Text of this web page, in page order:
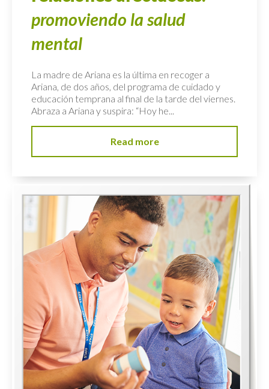
promoviendo la salud
mental
La madre de Ariana es la última en recoger a
Ariana, de dos años, del programa de cuidado y
educación temprana al final de la tarde del viernes.
Abraza a Ariana y suspira: “Hoy he...
Read more